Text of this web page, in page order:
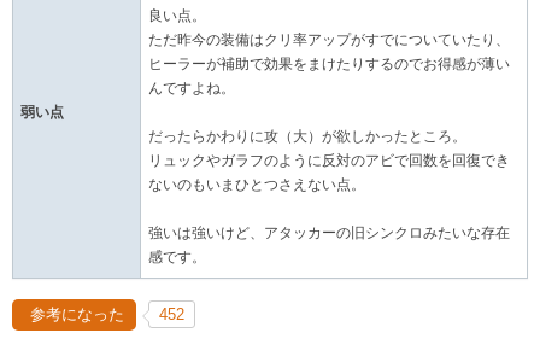
弱い点
良い点。
ただ昨今の装備はクリ率アップがすでについていたり、
ヒーラーが補助で効果をまけたりするのでお得感が薄い
んですよね。
だったらかわりに攻（大）が欲しかったところ。
リュックやガラフのように反対のアビで回数を回復でき
ないのもいまひとつさえない点。
強いは強いけど、アタッカーの旧シンクロみたいな存在
感です。
参考になった 452